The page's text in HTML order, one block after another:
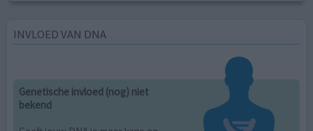
INVLOED VAN DNA
Genetische invloed (nog) niet
bekend